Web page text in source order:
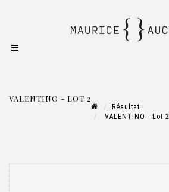
VALENTINO - LOT 2
Résultat
VALENTINO - Lot 2